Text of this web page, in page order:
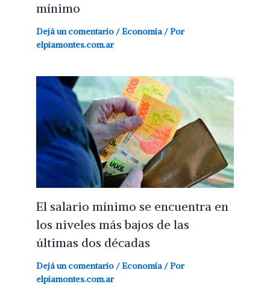
mínimo
Dejá un comentario / Economía / Por
elpiamontes.com.ar
El salario mínimo se encuentra en
los niveles más bajos de las
últimas dos décadas
Dejá un comentario / Economía / Por
elpiamontes.com.ar